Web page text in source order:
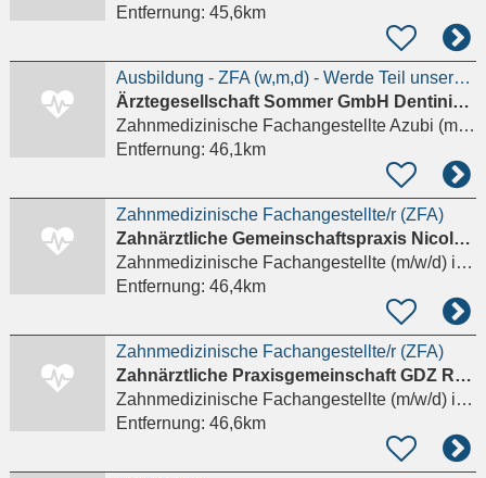
Entfernung: 45,6km
Ausbildung - ZFA (w,m,d) - Werde Teil unseres Teams –
Ärztegesellschaft Sommer GmbH Dentinis-MV MVZ
Zahnmedizinische Fachangestellte Azubi (m/w/d)
Entfernung: 46,1km
Zahnmedizinische Fachangestellte/r (ZFA)
Zahnärztliche Gemeinschaftspraxis Nicole Nickel und Nadine Hacker
Zahnmedizinische Fachangestellte (m/w/d)in Rostock, Lütten Klein
Entfernung: 46,4km
Zahnmedizinische Fachangestellte/r (ZFA)
Zahnärztliche Praxisgemeinschaft GDZ Rostock Lütten-Klein in GbR
Zahnmedizinische Fachangestellte (m/w/d)in Rostock, Lütten Klein
Entfernung: 46,6km